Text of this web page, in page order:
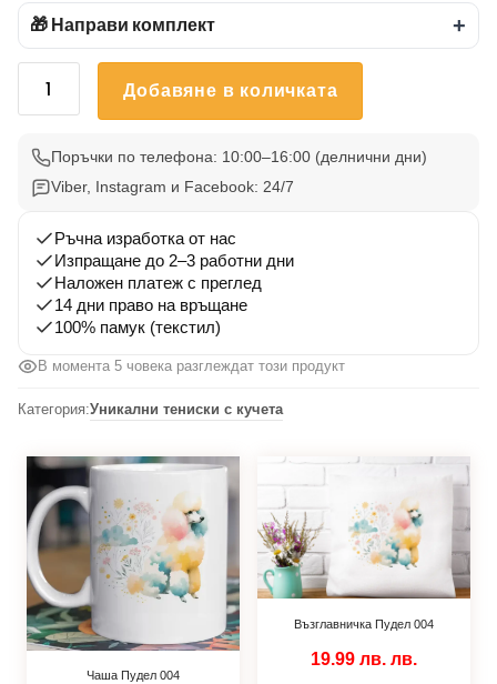
🎁 Направи комплект +
количество
Пудел
004
Добавяне в количката
Поръчки по телефона: 10:00–16:00 (делнични дни)
Viber, Instagram и Facebook: 24/7
Ръчна изработка от нас
Изпращане до 2–3 работни дни
Наложен платеж с преглед
14 дни право на връщане
100% памук (текстил)
В момента 5 човека разглеждат този продукт
Категория:Уникални тениски с кучета
Чаша Пудел 004
Възглавничка Пудел 004
19.99 лв. лв.